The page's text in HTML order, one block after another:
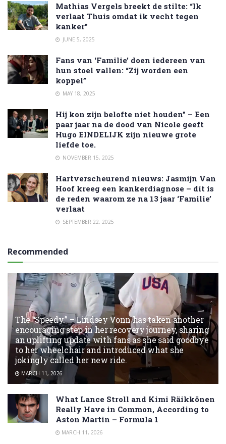
Mathias Vergels breekt de stilte: “Ik
verlaat Thuis omdat ik vecht tegen
kanker”
JUNE 5, 2025
Fans van ‘Familie’ doen iedereen van
hun stoel vallen: “Zij worden een
koppel”
MAY 18, 2025
Hij kon zijn belofte niet houden” – Een
paar jaar na de dood van Nicole geeft
Hugo EINDELIJK zijn nieuwe grote
liefde toe.
NOVEMBER 15, 2025
Hartverscheurend nieuws: Jasmijn Van
Hoof kreeg een kankerdiagnose – dít is
de reden waarom ze na 13 jaar ‘Familie’
verlaat
SEPTEMBER 22, 2025
Recommended
The “Speedy.” – Lindsey Vonn has taken another
encouraging step in her recovery journey, sharing
an uplifting update with fans as she said goodbye
to her wheelchair and introduced what she
jokingly called her new ride.
MARCH 11, 2026
What Lance Stroll and Kimi Räikkönen
Really Have in Common, According to
Aston Martin – Formula 1
MARCH 11, 2026